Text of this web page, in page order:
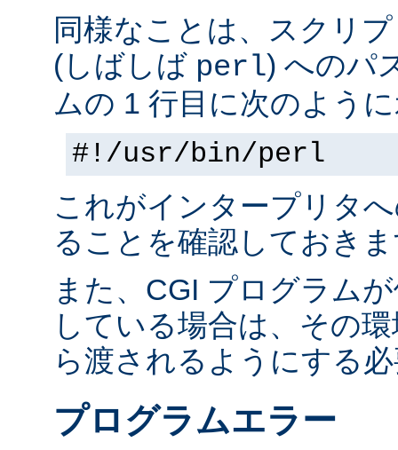
同様なことは、スクリ
(しばしば perl) へのパ
ムの 1 行目に次のよう
#!/usr/bin/perl
これがインタープリタ
ることを確認しておき
また、CGI プログラム
している場合は、その
ら渡されるようにする
プログラムエラー